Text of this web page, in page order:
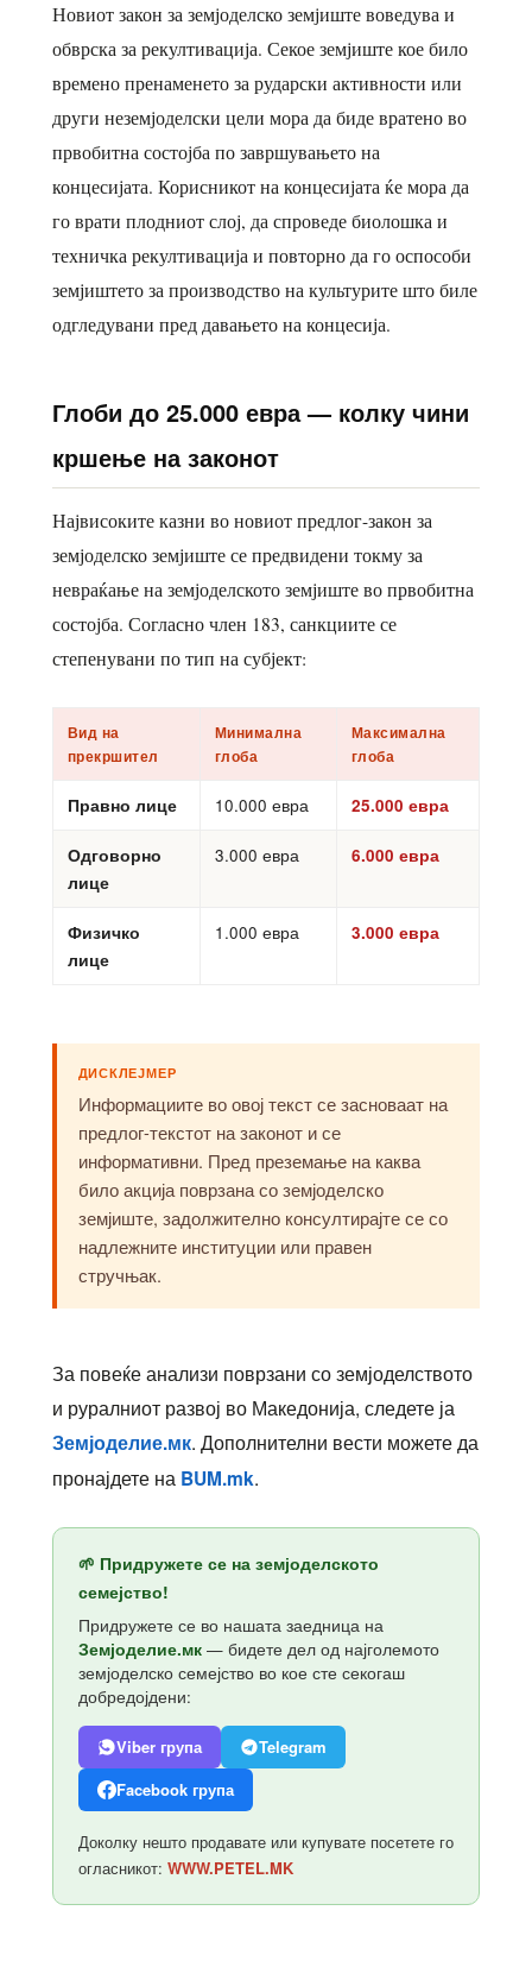
Новиот закон за земјоделско земјиште воведува и
обврска за рекултивација. Секое земјиште кое било
времено пренаменето за рударски активности или
други неземјоделски цели мора да биде вратено во
првобитна состојба по завршувањето на
концесијата. Корисникот на концесијата ќе мора да
го врати плодниот слој, да спроведе биолошка и
техничка рекултивација и повторно да го оспособи
земјиштето за производство на культурите што биле
одгледувани пред давањето на концесија.
Глоби до 25.000 евра — колку чини
кршење на законот
Највисоките казни во новиот предлог-закон за
земјоделско земјиште се предвидени токму за
невраќање на земјоделското земјиште во првобитна
состојба. Согласно член 183, санкциите се
степенувани по тип на субјект:
Вид на
прекршител
Минимална
глоба
Максимална
глоба
Правно лице 10.000 евра 25.000 евра
Одговорно
лице
3.000 евра 6.000 евра
Физичко
лице
1.000 евра 3.000 евра
ДИСКЛЕЈМЕР
Информациите во овој текст се засноваат на
предлог-текстот на законот и се
информативни. Пред преземање на каква
било акција поврзана со земјоделско
земјиште, задолжително консултирајте се со
надлежните институции или правен
стручњак.
За повеќе анализи поврзани со земјоделството
и руралниот развој во Македонија, следете ја
Земјоделие.мк. Дополнителни вести можете да
пронајдете на BUM.mk.
🌱 Придружете се на земјоделското
семејство!
Придружете се во нашата заедница на
Земјоделие.мк— бидете дел од најголемото
земјоделско семејство во кое сте секогаш
добредојдени:
Viber група
Telegram
Facebook група
Доколку нешто продавате или купувате посетете го
огласникот: WWW.PETEL.MK